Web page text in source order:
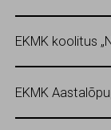
EKMK koolitus
EKMK